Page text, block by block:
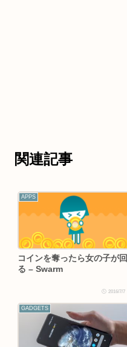
関連記事
APPS
コインを奪ったら女の子が回
る – Swarm
2016/7/7
GADGETS